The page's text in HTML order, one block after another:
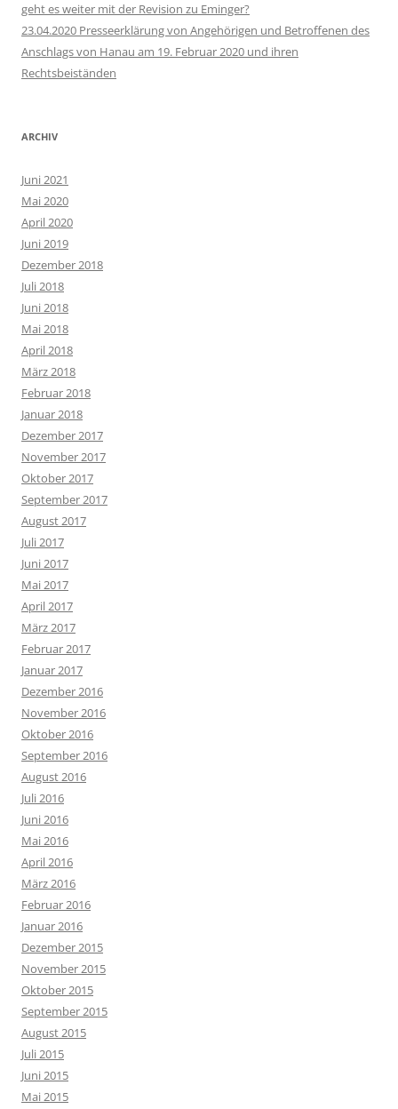
geht es weiter mit der Revision zu Eminger?
23.04.2020 Presseerklärung von Angehörigen und Betroffenen des
Anschlags von Hanau am 19. Februar 2020 und ihren
Rechtsbeiständen
ARCHIV
Juni 2021
Mai 2020
April 2020
Juni 2019
Dezember 2018
Juli 2018
Juni 2018
Mai 2018
April 2018
März 2018
Februar 2018
Januar 2018
Dezember 2017
November 2017
Oktober 2017
September 2017
August 2017
Juli 2017
Juni 2017
Mai 2017
April 2017
März 2017
Februar 2017
Januar 2017
Dezember 2016
November 2016
Oktober 2016
September 2016
August 2016
Juli 2016
Juni 2016
Mai 2016
April 2016
März 2016
Februar 2016
Januar 2016
Dezember 2015
November 2015
Oktober 2015
September 2015
August 2015
Juli 2015
Juni 2015
Mai 2015